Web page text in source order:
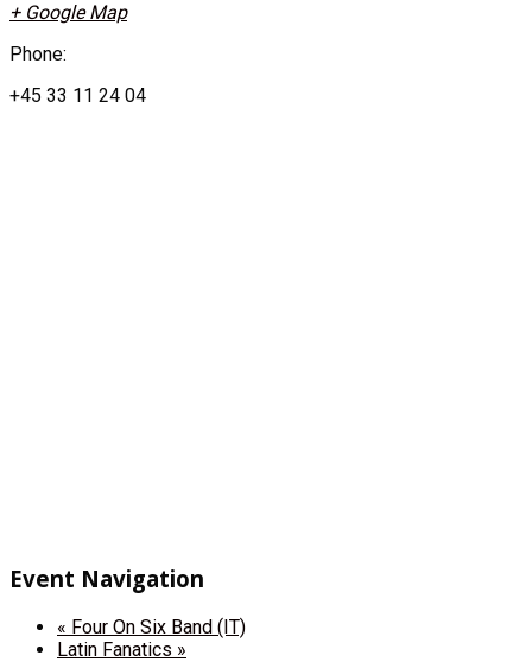
+ Google Map
Phone:
+45 33 11 24 04
Event Navigation
« Four On Six Band (IT)
Latin Fanatics »